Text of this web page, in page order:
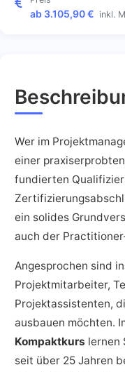
ab 3.105,90 € inkl.
Wer im
einer
fundierten
ein solides
auch der
Angesprochen sind
Projektmitarbeiter,
Projektassistenten,
ausbauen möchten.
Kompaktkurs lernen
seit über 25 Jahren